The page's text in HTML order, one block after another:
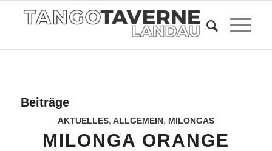
Beiträge
AKTUELLES, ALLGEMEIN , MILONGAS
MILONGA ORANGE